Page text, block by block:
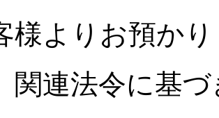
様よりお預か
関連法令に基